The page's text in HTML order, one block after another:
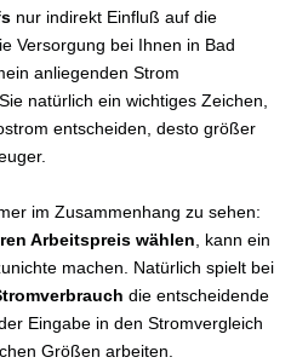
nur indirekt Einfluß auf die
Versorgung bei Ihnen in Bad
anliegenden Strom
natürlich ein wichtiges Zeichen,
entscheiden, desto größer
im Zusammenhang zu sehen:
Arbeitspreis wählen , kann ein
machen. Natürlich spielt bei
die entscheidende
Eingabe in den Stromvergleich
Größen arbeiten.